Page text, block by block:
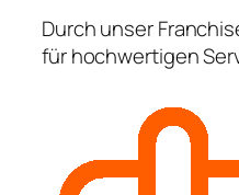
Durch unser
für hochwertigen